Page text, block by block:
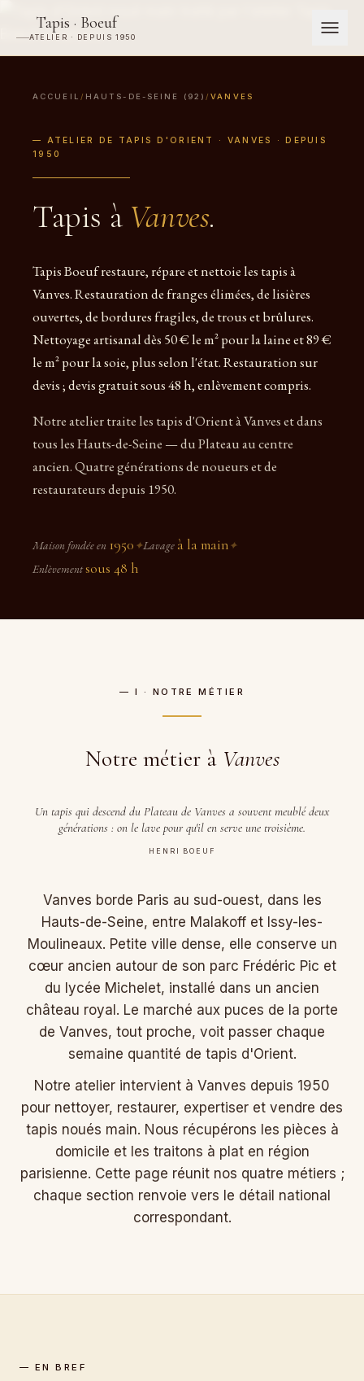
Tapis · Boeuf
ATELIER · DEPUIS 1950
ACCUEIL / HAUTS-DE-SEINE (92) /VANVES
— ATELIER DE TAPIS D'ORIENT · VANVES · DEPUIS
1950
Tapis à Vanves.
Tapis Boeuf restaure, répare et nettoie les tapis à
Vanves. Restauration de franges élimées, de lisières
ouvertes, de bordures fragiles, de trous et brûlures.
Nettoyage artisanal dès 50 € le m² pour la laine et 89 €
le m² pour la soie, plus selon l'état. Restauration sur
devis ; devis gratuit sous 48 h, enlèvement compris.
Notre atelier traite les tapis d'Orient à Vanves et dans
tous les Hauts-de-Seine — du Plateau au centre
ancien. Quatre générations de noueurs et de
restaurateurs depuis 1950.
Maison fondée en 1950 ✦Lavage à la main✦
Enlèvementsous 48 h
— I · NOTRE MÉTIER
Notre métier à Vanves
Un tapis qui descend du Plateau de Vanves a souvent meublé deux
générations : on le lave pour qu'il en serve une troisième.
HENRI BOEUF
Vanves borde Paris au sud-ouest, dans les
Hauts-de-Seine, entre Malakoff et Issy-les-
Moulineaux. Petite ville dense, elle conserve un
cœur ancien autour de son parc Frédéric Pic et
du lycée Michelet, installé dans un ancien
château royal. Le marché aux puces de la porte
de Vanves, tout proche, voit passer chaque
semaine quantité de tapis d'Orient.
Notre atelier intervient à Vanves depuis 1950
pour nettoyer, restaurer, expertiser et vendre des
tapis noués main. Nous récupérons les pièces à
domicile et les traitons à plat en région
parisienne. Cette page réunit nos quatre métiers ;
chaque section renvoie vers le détail national
correspondant.
— EN BREF